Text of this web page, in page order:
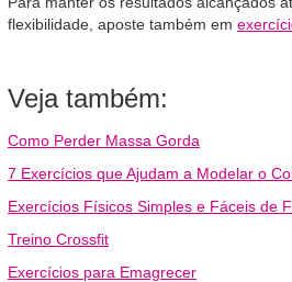
flexibilidade, aposte também em
Veja também:
Como Perder Massa Gorda
7 Exercícios que Ajudam a Modelar o
Exercícios Físicos Simples e Fáceis de
Treino Crossfit
Exercícios para Emagrecer